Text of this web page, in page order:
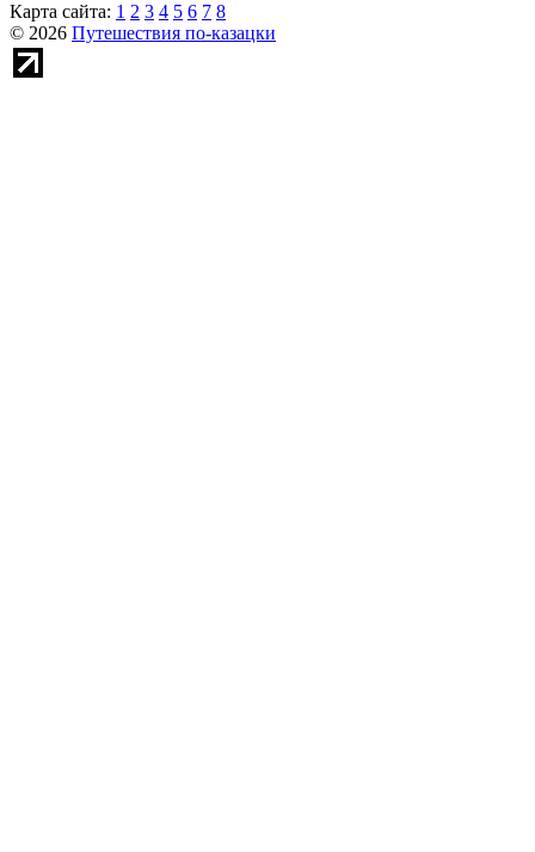
Карта сайта: 1 2 3 4 5 6 7 8
© 2026 Путешествия по-казацки